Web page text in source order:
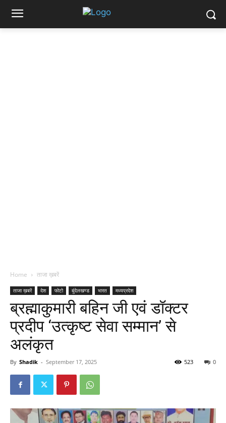
Home ताजा ख़बरें
ताजा ख़बरें देश फोटो बुंदेलखण्ड भारत मध्यप्रदेश
ब्रह्माकुमारी बहिन जी एवं डॉक्टर
प्रदीप ‘उत्कृष्ट सेवा सम्मान’ से
अलंकृत
By Shadik - September 17, 2025 0
523